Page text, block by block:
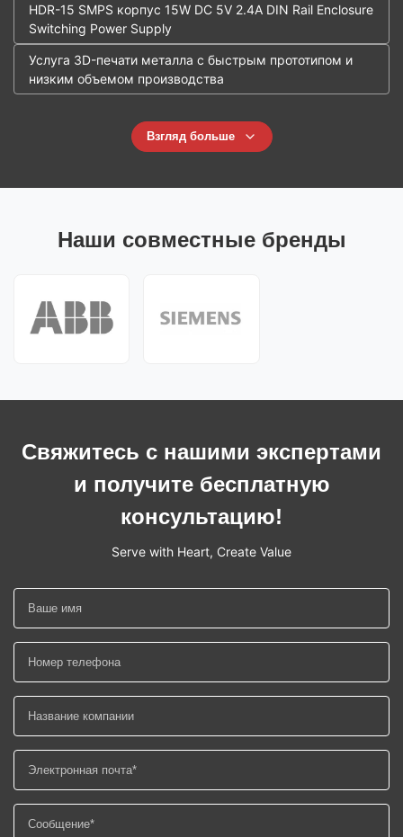
HDR-15 SMPS корпус 15W DC 5V 2.4A DIN Rail Enclosure
Switching Power Supply
Услуга 3D-печати металла с быстрым прототипом и
низким объемом производства
Взгляд больше
Наши совместные бренды
Свяжитесь с нашими экспертами
и получите бесплатную
консультацию!
Serve with Heart, Create Value